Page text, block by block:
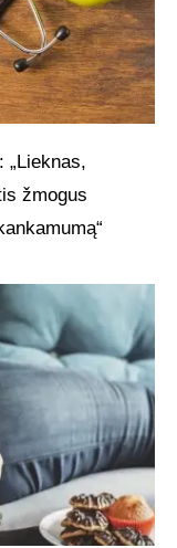
„Lieknas,
žmogus